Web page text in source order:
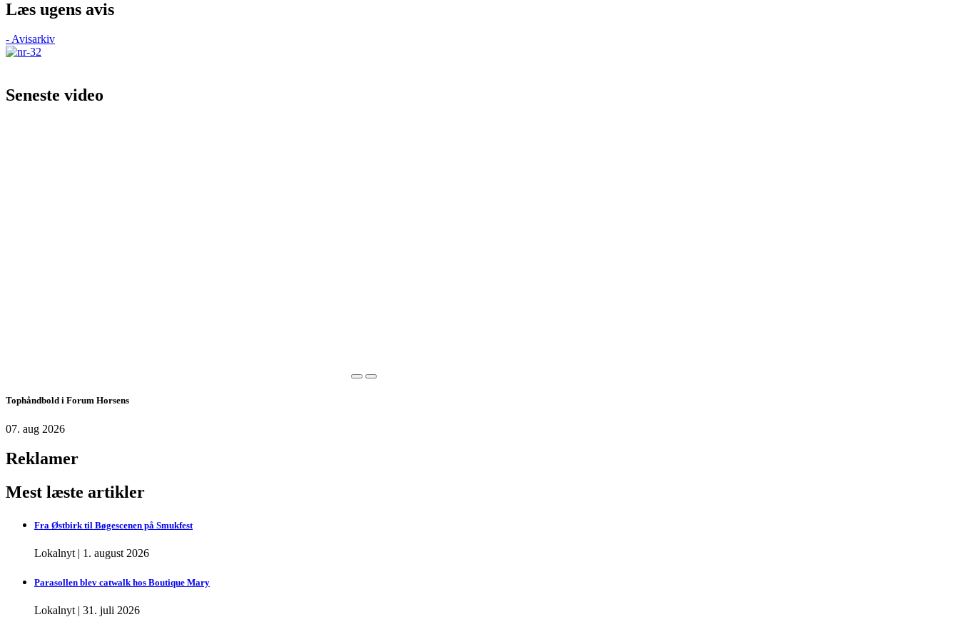
Læs ugens avis
- Avisarkiv
Seneste video
Tophåndbold i Forum Horsens
07. aug 2026
Reklamer
Mest læste artikler
Fra Østbirk til Bøgescenen på Smukfest
Lokalnyt | 1. august 2026
Parasollen blev catwalk hos Boutique Mary
Lokalnyt | 31. juli 2026